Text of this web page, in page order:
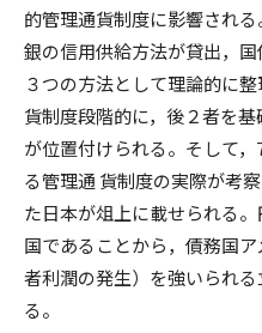
的管理通貨制度に影響され
銀の信用供給方法が貸出，
３つの方法として理論的に
貨制度段階的に，後２者を
が位置付けられる。そして
る管理通 貨制度の実際が考
た日本が俎上に載せられる
国であることから，債務国
者利潤の発生）を強いられ
る。